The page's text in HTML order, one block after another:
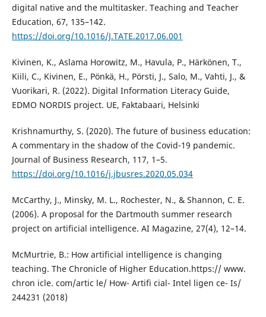
digital native and the multitasker. Teaching and Teacher
Education, 67, 135–142.
https://doi.org/10.1016/J.TATE.2017.06.001
Kivinen, K., Aslama Horowitz, M., Havula, P., Härkönen, T.,
Kiili, C., Kivinen, E., Pönkä, H., Pörsti, J., Salo, M., Vahti, J., &
Vuorikari, R. (2022). Digital Information Literacy Guide,
EDMO NORDIS project. UE, Faktabaari, Helsinki
Krishnamurthy, S. (2020). The future of business education:
A commentary in the shadow of the Covid-19 pandemic.
Journal of Business Research, 117, 1–5.
https://doi.org/10.1016/j.jbusres.2020.05.034
McCarthy, J., Minsky, M. L., Rochester, N., & Shannon, C. E.
(2006). A proposal for the Dartmouth summer research
project on artificial intelligence. AI Magazine, 27(4), 12–14.
McMurtrie, B.: How artificial intelligence is changing
teaching. The Chronicle of Higher Education.https:// www.
chron icle. com/artic le/ How- Artifi cial- Intel ligen ce- Is/
244231 (2018)